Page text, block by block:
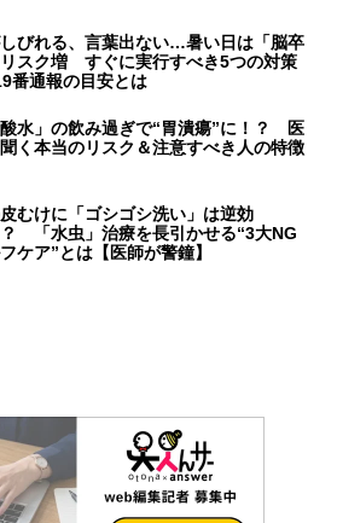
びれる、言葉出ない…暑い日は「脳卒
スク増 すぐに実行すべき5つの対策
番通報の目安とは
酸水」の飲み過ぎで“胃潰瘍”に！？ 医
く本当のリスク＆注意すべき人の特徴
むけに「ゴシゴシ洗い」は逆効
「水虫」治療を長引かせる“3大NG
ケア”とは【医師が警鐘】